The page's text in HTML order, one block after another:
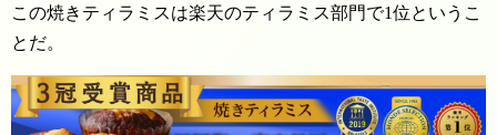
この焼きティラミスは楽天のティラミス部門で1位というこ
とだ。